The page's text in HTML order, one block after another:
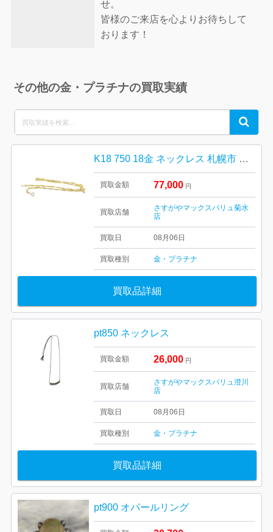
せ。
皆様のご来店を心よりお待ちして
おります！
その他の金・プラチナの買取実績
for:
Search
K18 750 18金 ネックレス 札幌市 白石区 菊水
買取金額 77,000 円
買取店舗
さすがやマックスバリュ菊水
店
買取日 08月06日
買取種別 金・プラチナ
買取品詳細
pt850 ネックレス
買取金額 26,000 円
買取店舗
さすがやマックスバリュ澄川
店
買取日 08月06日
買取種別 金・プラチナ
買取品詳細
pt900 オパールリング